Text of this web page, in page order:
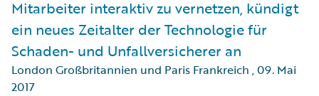
Mitarbeiter interaktiv zu vernetzen, kündigt
ein neues Zeitalter der Technologie für
Schaden- und Unfallversicherer an
London Großbritannien und Paris Frankreich ,09. Mai
2017